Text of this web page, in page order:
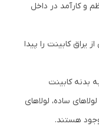
و کارآمد در داخل
یراق کابینت را پیدا
بدنه کابینت
ساده، لولاهای
هستند.